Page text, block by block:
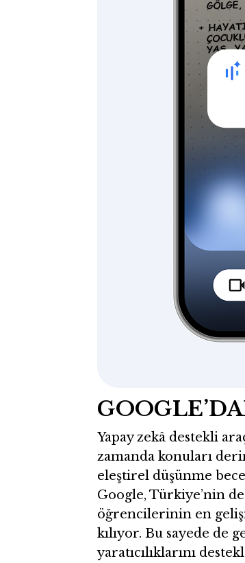
Yapay zekâ destekli
zamanda konuları
eleştirel düşünme
Google, Türkiye’nin
öğrencilerinin en
kılıyor. Bu sayede de
yaratıcılıklarını